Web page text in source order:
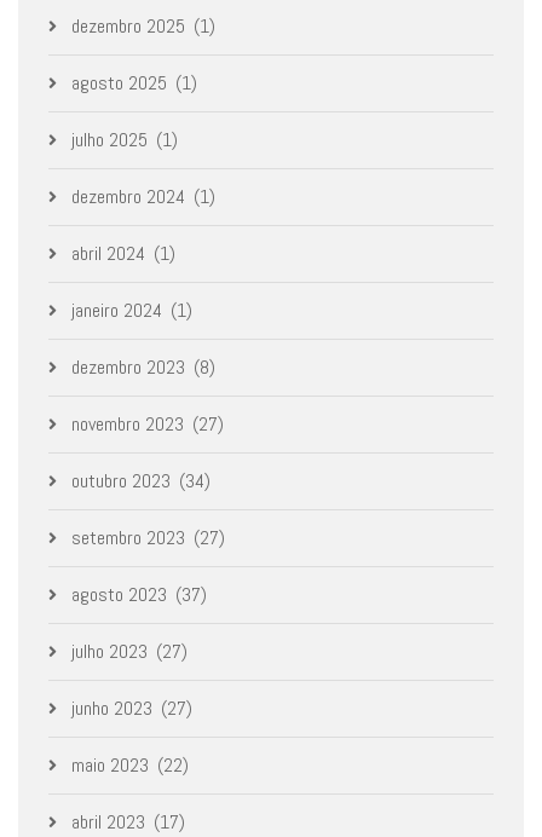
dezembro 2025 (1)
agosto 2025 (1)
julho 2025 (1)
dezembro 2024 (1)
abril 2024 (1)
janeiro 2024 (1)
dezembro 2023 (8)
novembro 2023 (27)
outubro 2023 (34)
setembro 2023 (27)
agosto 2023 (37)
julho 2023 (27)
junho 2023 (27)
maio 2023 (22)
abril 2023 (17)